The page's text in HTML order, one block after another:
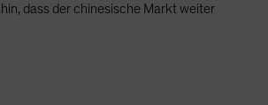
dass der chinesische Markt weiter